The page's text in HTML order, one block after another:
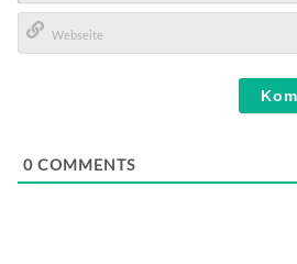
E-
Mail*
0 COMMENTS